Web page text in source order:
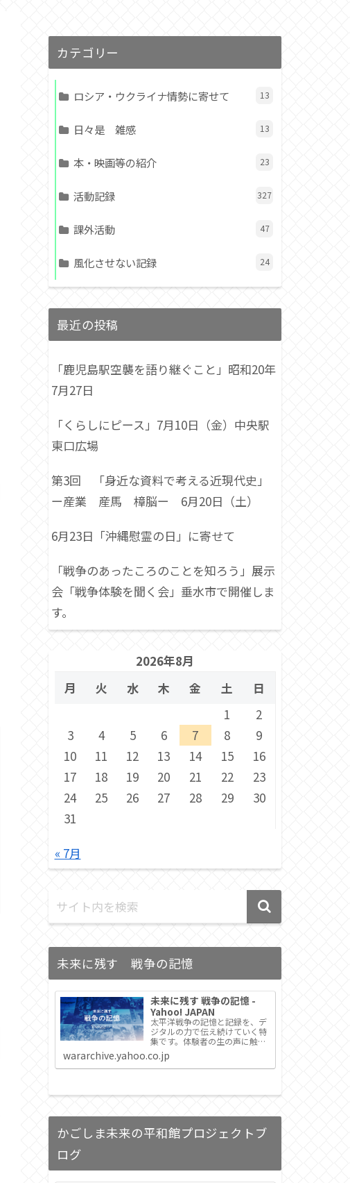
カテゴリー
ロシア・ウクライナ情勢に寄せて 13
日々是 雑感 13
本・映画等の紹介 23
活動記録 327
課外活動 47
風化させない記録 24
最近の投稿
「鹿児島駅空襲を語り継ぐこと」昭和20年
7月27日
「くらしにピース」7月10日（金）中央駅
東口広場
第3回 「身近な資料で考える近現代史」
ー産業 産馬 樟脳ー 6月20日（土）
6月23日「沖縄慰霊の日」に寄せて
「戦争のあったころのことを知ろう」展示
会「戦争体験を聞く会」垂水市で開催しま
す。
2026年8月
月
火 水 木 金 土
日
1
2
3
4 5 6 7 8
9
10
11 12 13 14 15
16
17
18 19 20 21 22
23
24
25 26 27 28 29
30
31
« 7月
未来に残す 戦争の記憶
未来に残す 戦争の記憶 -
Yahoo! JAPAN
太平洋戦争の記憶と記録を、デ
ジタルの力で伝え続けていく特
集です。体験者の生の声に触れ
る機会が失われつつあるなか、
日本各地のメディアと連携して
戦争証言を次の世代につなぎま
wararchive.yahoo.co.jp
かごしま未来の平和館プロジェクトブ
ログ